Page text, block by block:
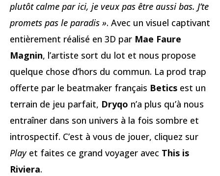
plutôt calme par ici, je veux pas être aussi bas. J’te
promets pas le paradis ». Avec un visuel captivant
entièrement réalisé en 3D par Mae Faure
Magnin, l’artiste sort du lot et nous propose
quelque chose d’hors du commun. La prod trap
offerte par le beatmaker français Betics est un
terrain de jeu parfait, Dryqo n’a plus qu’à nous
entraîner dans son univers à la fois sombre et
introspectif. C’est à vous de jouer, cliquez sur
Playet faites ce grand voyager avec This is
Riviera.